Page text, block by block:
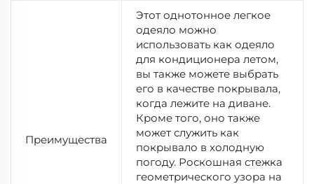
Преимущества
Этот однотонное легкое
одеяло можно
использовать как одеяло
для кондиционера летом,
вы также можете выбрать
его в качестве покрывала,
когда лежите на диване.
Кроме того, оно также
может служить как
покрывало в холодную
погоду. Роскошная стежка
геометрического узора на